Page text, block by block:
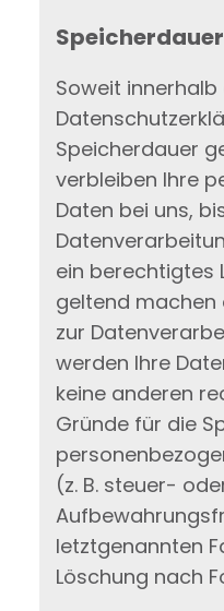
Speicherdauer
Soweit innerhalb
Speicherdauer
verbleiben Ihre
Daten bei uns,
ein berechtigtes
geltend machen
zur
werden Ihre
keine anderen
Gründe für die
(z. B. steuer-
letztgenannten
Löschung nach